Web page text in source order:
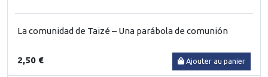
La comunidad de Taizé – Una parábola de comunión
2,50 € Ajouter au panier